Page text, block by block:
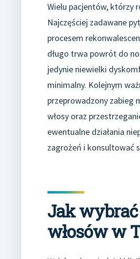
Wielu pacjentów, którzy
Najczęściej zadawane
procesem
długo trwa powrót do
jedynie niewielki
minimalny. Kolejnym
przeprowadzony zabieg
włosy oraz
ewentualne działania
zagrożeń i konsultować
Jak
włosów w